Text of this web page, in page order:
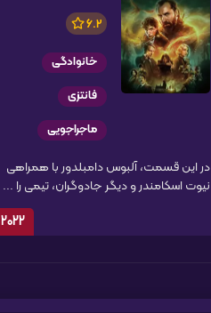
6.2
خانوادگی
فانتزی
ماجراجویی
در این قسمت، آلبوس دامبلدور با همراهی
نیوت اسکامندر و دیگر جادوگران، تیمی را ...
2022